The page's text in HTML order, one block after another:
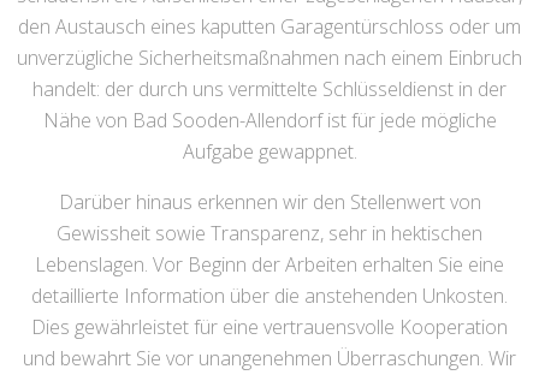
den Austausch eines kaputten Garagentürschloss oder um
unverzügliche Sicherheitsmaßnahmen nach einem Einbruch
handelt: der durch uns vermittelte Schlüsseldienst in der
Nähe von Bad Sooden-Allendorf ist für jede mögliche
Aufgabe gewappnet.
Darüber hinaus erkennen wir den Stellenwert von
Gewissheit sowie Transparenz, sehr in hektischen
Lebenslagen. Vor Beginn der Arbeiten erhalten Sie eine
detaillierte Information über die anstehenden Unkosten.
Dies gewährleistet für eine vertrauensvolle Kooperation
und bewahrt Sie vor unangenehmen Überraschungen. Wir